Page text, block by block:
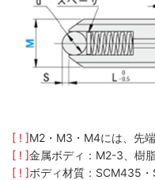
[ ! ]M2・M3・M4には、先
[ ! ]金属ボディ：M2-3、樹
[ ! ]ボディ材質：SCM435​